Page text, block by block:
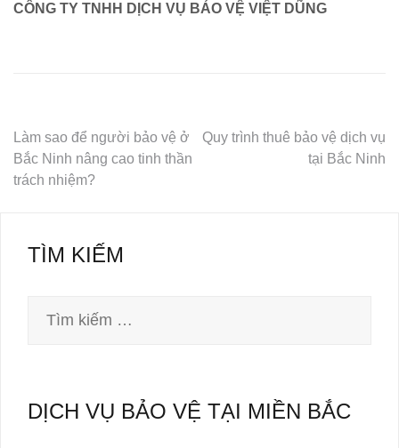
CÔNG TY TNHH DỊCH VỤ BẢO VỆ VIỆT DŨNG
Điều
viết
Làm sao để người bảo vệ ở
Bắc Ninh nâng cao tinh thần
trách nhiệm?
Quy trình thuê bảo vệ dịch vụ
tại Bắc Ninh
TÌM KIẾM
kiếm
DỊCH VỤ BẢO VỆ TẠI MIỀN BẮC